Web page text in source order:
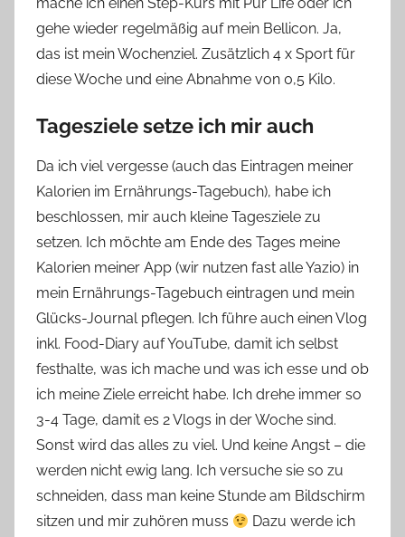
gehe wieder regelmäßig auf mein Bellicon. Ja,
das ist mein Wochenziel. Zusätzlich 4 x Sport für
diese Woche und eine Abnahme von 0,5 Kilo.
Tagesziele setze ich mir auch
Da ich viel vergesse (auch das Eintragen meiner
Kalorien im Ernährungs-Tagebuch), habe ich
beschlossen, mir auch kleine Tagesziele zu
setzen. Ich möchte am Ende des Tages meine
Kalorien meiner App (wir nutzen fast alle Yazio) in
mein Ernährungs-Tagebuch eintragen und mein
Glücks-Journal pflegen. Ich führe auch einen Vlog
inkl. Food-Diary auf YouTube, damit ich selbst
festhalte, was ich mache und was ich esse und ob
ich meine Ziele erreicht habe. Ich drehe immer so
3-4 Tage, damit es 2 Vlogs in der Woche sind.
Sonst wird das alles zu viel. Und keine Angst – die
werden nicht ewig lang. Ich versuche sie so zu
schneiden, dass man keine Stunde am Bildschirm
sitzen und mir zuhören muss
Dazu werde ich